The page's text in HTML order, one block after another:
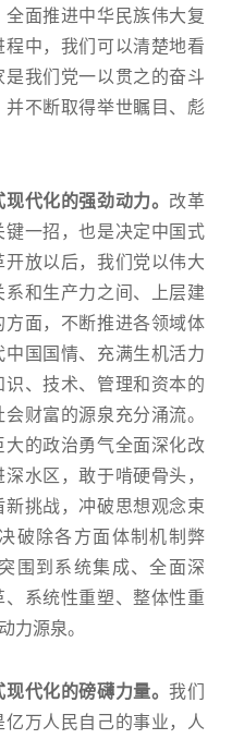
面推进中华民族伟大复
中，我们可以清楚地看
我们党一以贯之的奋斗
并不断取得举世瞩目、彪
代化的强劲动力。 改革
一招，也是决定中国式
放以后，我们党以伟大
和生产力之间、上层建
面，不断推进各领域体
国国情、充满生机活力
、技术、管理和资本的
财富的源泉充分涌流。
的政治勇气全面深化改
水区，敢于啃硬骨头，
挑战，冲破思想观念束
破除各方面体制机制弊
围到系统集成、全面深
系统性重塑、整体性重
力源泉。
现代化的磅礴力量。我们
万人民自己的事业，人